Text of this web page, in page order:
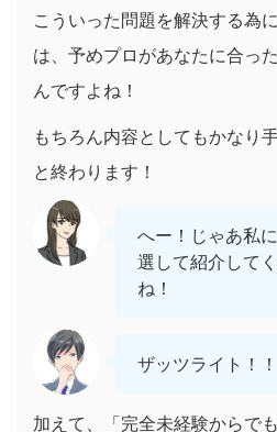
こういった問題を解決する為
は、予めプロがあなたに合っ
んですよね！
もちろん内容としてもかなり
と終わります！
へー！じゃあ私
選して紹介して
ね！
ザッツライト！！
加えて、「完全未経験からで